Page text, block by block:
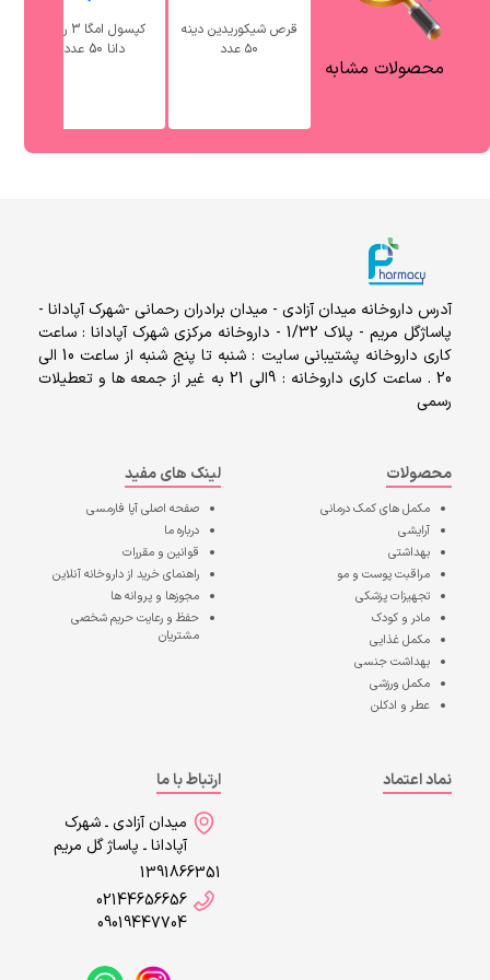
محصولات مشابه
قرص شیکوریدین دینه
۵۰ عدد
کپسول امگا 3 رکس
دانا 50 عدد
آدرس داروخانه میدان آزادی - میدان برادران رحمانی -شهرک آپادانا -
پاساژگل مریم - پلاک 1/32 - داروخانه مرکزی شهرک آپادانا : ساعت
کاری داروخانه پشتیبانی سایت : شنبه تا پنج شنبه از ساعت 10 الی
20 . ساعت کاری داروخانه : 9الی 21 به غیر از جمعه ها و تعطیلات
رسمی
محصولات
مکمل های کمک درمانی
آرایشی
بهداشتی
مراقبت پوست و مو
تجهیزات پزشکی
مادر و کودک
مکمل غذایی
بهداشت جنسی
مکمل ورزشی
عطر و ادکلن
لینک های مفید
صفحه اصلیآپا فارمسی
درباره ما
قوانین و مقررات
راهنمای خرید از داروخانه آنلاین
مجوزها و پروانه ها
حفظ و رعایت حریم شخصی
مشتریان
نماد اعتماد
ارتباط با ما
میدان آزادی ـ شهرک
آپادانا ـ پاساژ گل مریم
1391866351
02144656656
09019447704